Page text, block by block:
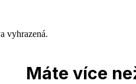
vyhrazená.
Máte více